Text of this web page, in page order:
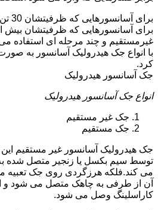
غیرمستقیم و چند مرحله ای استفاده
با انواع جک هیدرولیک آسانسور به
کرد.
جک آسانسور هیدرولیک
انواع جک آسانسور هیدرولیک
جک غیر مستقیم
جک مستقیم
جک هیدرولیک آسانسور غیر مستقیم این
توسط سیم بکسل یا زنجیر متصل شده به
می کند.فلکه هرزگردی روی جک
آن از طرفی به چاهک متصل می شود و
کاراسلینگ وصل می شود.